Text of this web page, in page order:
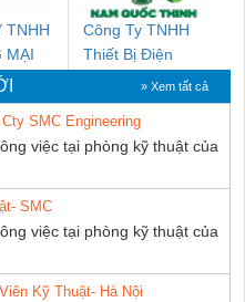
TNHH
MẠI
CƠ
Công Ty TNHH
Thiết Bị Điện
Nam Quốc Thịnh
» Xem tất cả
SMC Engineering
việc tại phòng kỹ thuật của
SMC
việc tại phòng kỹ thuật của
Kỹ Thuật- Hà Nội